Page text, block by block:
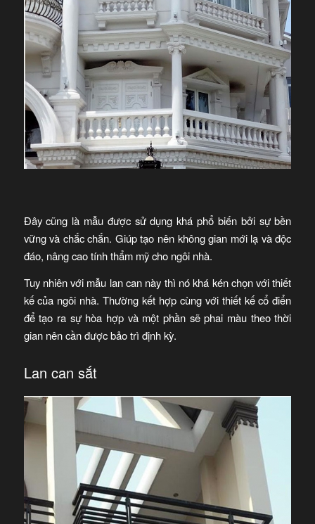
Đây cũng là mẫu được sử dụng khá phổ biến bởi sự bền
vững và chắc chắn. Giúp tạo nên không gian mới lạ và độc
đáo, nâng cao tính thẩm mỹ cho ngôi nhà.
Tuy nhiên với mẫu lan can này thì nó khá kén chọn với thiết
kế của ngôi nhà. Thường kết hợp cùng với thiết kế cổ điển
để tạo ra sự hòa hợp và một phần sẽ phai màu theo thời
gian nên cần được bảo trì định kỳ.
Lan can sắt